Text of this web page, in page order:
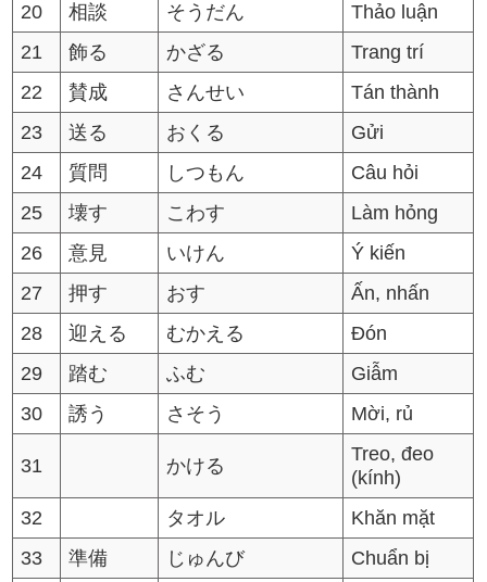
20
相談 そうだん
Thảo luận
21
飾る かざる
Trang trí
22
賛成 さんせい
Tán thành
23
送る おくる
Gửi
24
質問 しつもん
Câu hỏi
25
壊す こわす
Làm hỏng
26
意見 いけん
Ý kiến
27
押す おす
Ấn, nhấn
28
迎える むかえる
Đón
29
踏む ふむ
Giẫm
30
誘う さそう Mời, rủ
31 かける
Treo, đeo
(kính)
32
タオル
Khăn mặt
33
準備 じゅんび
Chuẩn bị